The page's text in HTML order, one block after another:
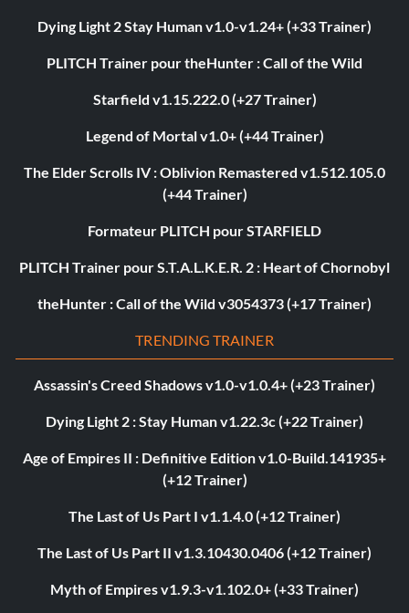
Dying Light 2 Stay Human v1.0-v1.24+ (+33 Trainer)
PLITCH Trainer pour theHunter : Call of the Wild
Starfield v1.15.222.0 (+27 Trainer)
Legend of Mortal v1.0+ (+44 Trainer)
The Elder Scrolls IV : Oblivion Remastered v1.512.105.0
(+44 Trainer)
Formateur PLITCH pour STARFIELD
PLITCH Trainer pour S.T.A.L.K.E.R. 2 : Heart of Chornobyl
theHunter : Call of the Wild v3054373 (+17 Trainer)
TRENDING TRAINER
Assassin's Creed Shadows v1.0-v1.0.4+ (+23 Trainer)
Dying Light 2 : Stay Human v1.22.3c (+22 Trainer)
Age of Empires II : Definitive Edition v1.0-Build.141935+
(+12 Trainer)
The Last of Us Part I v1.1.4.0 (+12 Trainer)
The Last of Us Part II v1.3.10430.0406 (+12 Trainer)
Myth of Empires v1.9.3-v1.102.0+ (+33 Trainer)